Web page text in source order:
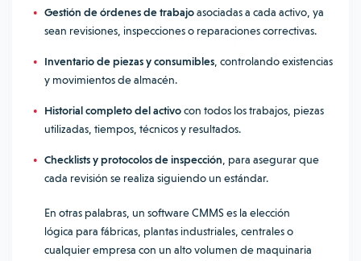
Gestión de órdenes de trabajoasociadas a cada activo, ya
sean revisiones, inspecciones o reparaciones correctivas.
Inventario de piezas y consumibles , controlando existencias
y movimientos de almacén.
Historial completo del activocon todos los trabajos, piezas
utilizadas, tiempos, técnicos y resultados.
Checklists y protocolos de inspección , para asegurar que
cada revisión se realiza siguiendo un estándar.
En otras palabras, un software CMMS es la elección
lógica para fábricas, plantas industriales, centrales o
cualquier empresa con un alto volumen de maquinaria